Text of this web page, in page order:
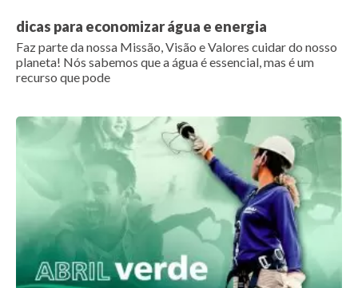
dicas para economizar água e energia
Faz parte da nossa Missão, Visão e Valores cuidar do nosso
planeta! Nós sabemos que a água é essencial, mas é um
recurso que pode